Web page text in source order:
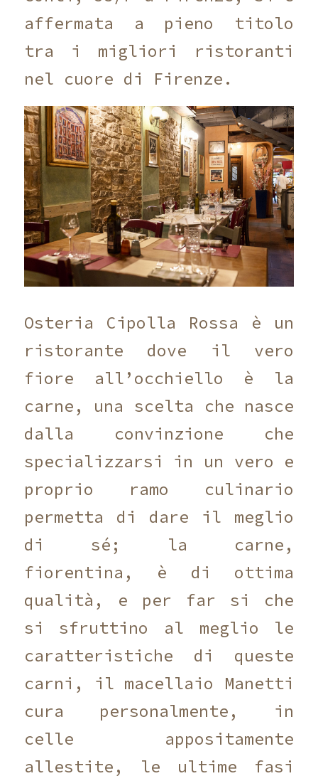
affermata a pieno titolo
tra i migliori ristoranti
nel cuore di Firenze.
Osteria Cipolla Rossa è un
ristorante dove il vero
fiore all’occhiello è la
carne, una scelta che nasce
dalla convinzione che
specializzarsi in un vero e
proprio ramo culinario
permetta di dare il meglio
di sé; la carne,
fiorentina, è di ottima
qualità, e per far si che
si sfruttino al meglio le
caratteristiche di queste
carni, il macellaio Manetti
cura personalmente, in
celle appositamente
allestite, le ultime fasi